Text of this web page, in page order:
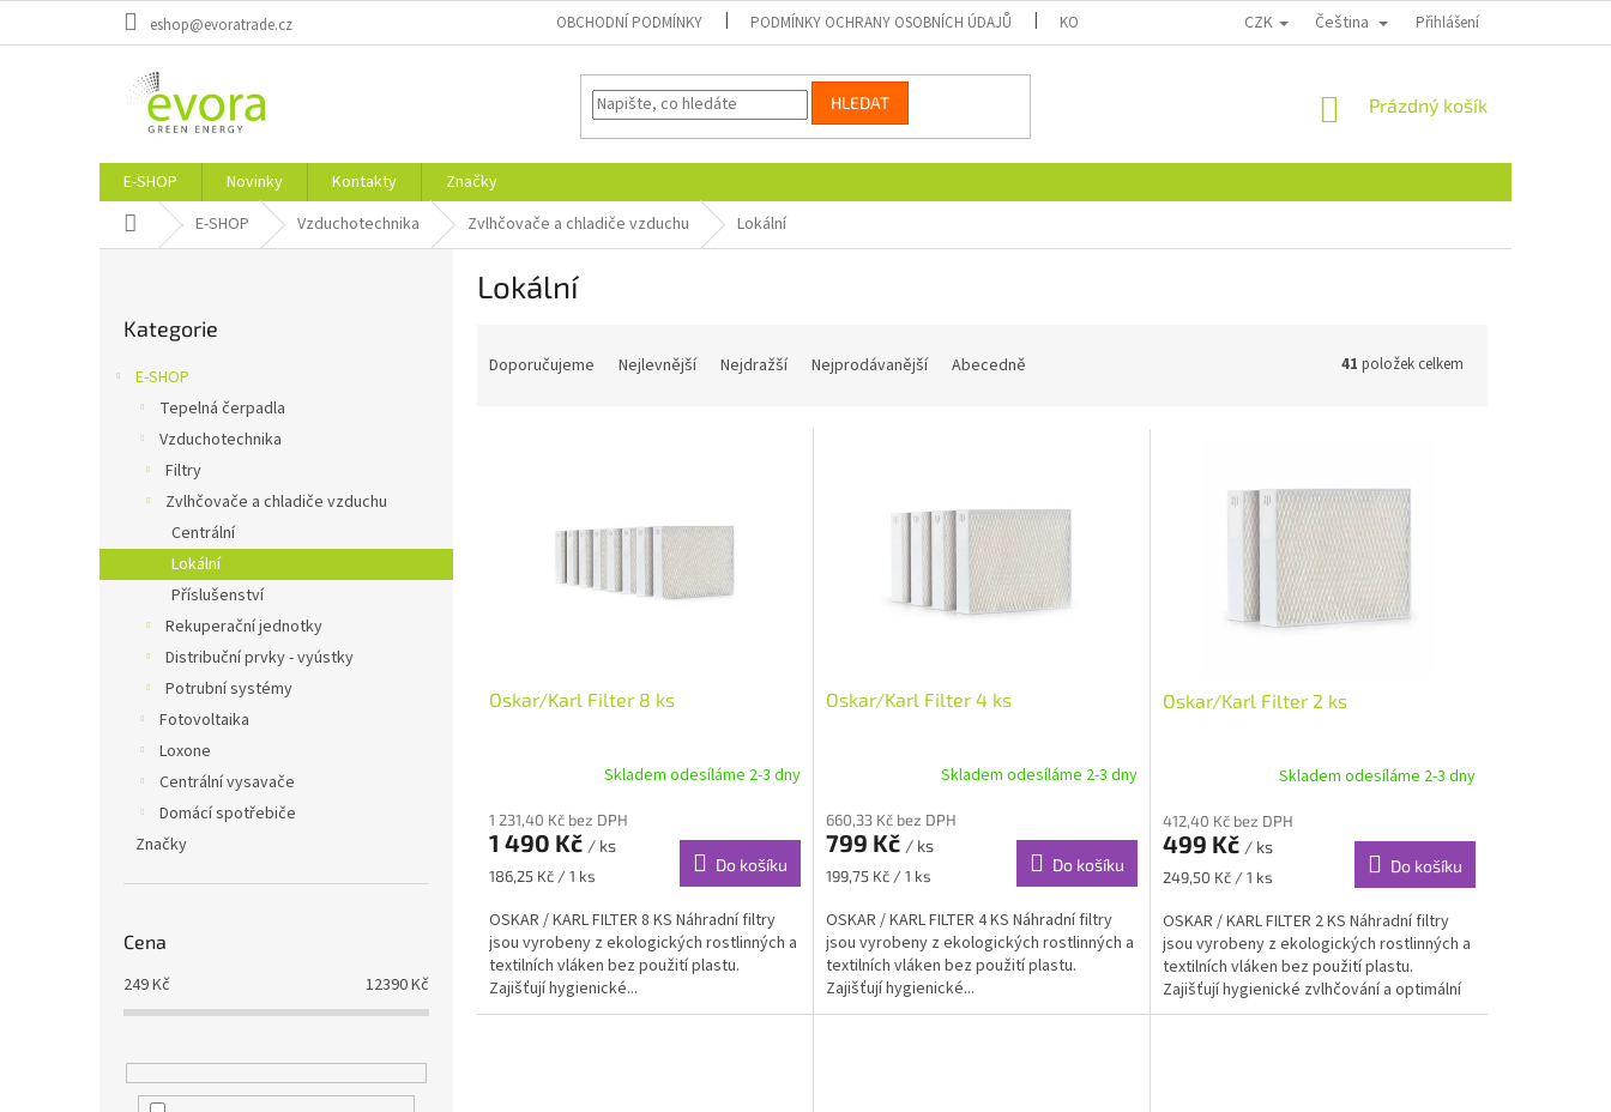
eshop@evoratrade.cz OBCHODNÍ PODMÍNKY PODMÍNKY OCHRANY OSOBNÍCH ÚDAJŮ KONTAKTY CZK Čeština Přihlášení
HLEDAT
NÁKUPNÍ
Prázdný košík
E-SHOP Novinky Kontakty
Značky
Domů E-SHOP Vzduchotechnika Zvlhčovače a chladiče vzduchu Lokální
n
e
kategorie
Kategorie
E-SHOP
Tepelná čerpadla
Vzduchotechnika
Filtry
Zvlhčovače a chladiče vzduchu
Centrální
Lokální
Příslušenství
Rekuperační jednotky
Distribuční prvky - vyústky
Potrubní systémy
Fotovoltaika
Loxone
Centrální vysavače
Domácí spotřebiče
Značky
Cena
249Kč 12390Kč
Lokální
Doporučujeme Nejlevnější Nejdražší Nejprodávanější Abecedně 41 položek celkem
Oskar/Karl Filter 8 ks
Skladem odesíláme 2-3 dny
1 231,40 Kč bez DPH
1 490 Kč / ks
Měrná
186,25 Kč / 1 ks
Do košíku
OSKAR / KARL FILTER 8 KS Náhradní filtry
jsou vyrobeny z ekologických rostlinných a
textilních vláken bez použití plastu.
Zajišťují hygienické...
Oskar/Karl Filter 4 ks
Skladem odesíláme 2-3 dny
660,33 Kč bez DPH
799 Kč / ks
Měrná
199,75 Kč / 1 ks
Do košíku
OSKAR / KARL FILTER 4 KS Náhradní filtry
jsou vyrobeny z ekologických rostlinných a
textilních vláken bez použití plastu.
Zajišťují hygienické...
Oskar/Karl Filter 2 ks
Skladem odesíláme 2-3 dny
412,40 Kč bez DPH
499 Kč / ks
Měrná
249,50 Kč / 1 ks
Do košíku
OSKAR / KARL FILTER 2 KS Náhradní filtry
jsou vyrobeny z ekologických rostlinných a
textilních vláken bez použití plastu.
Zajišťují hygienické zvlhčování a optimální
výkon...